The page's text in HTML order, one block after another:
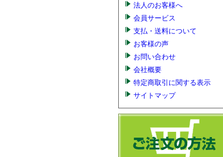
法人のお客様へ
会員サービス
支払・送料について
お客様の声
お問い合わせ
会社概要
特定商取引に関する表示
サイトマップ